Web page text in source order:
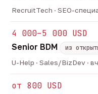
RecruitTech · SEO-
4 000–5 000 USD
Senior BDM
из
U-Help · Sales/BizDev ·
от 800 USD